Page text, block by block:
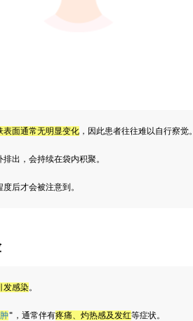
表面通常无明显变化 ，因此患者往往难以自行察觉。
出，会持续在袋内积聚。
后才会被注意到。
发感染。
"，通常伴有疼痛、灼热感及发红等症状。